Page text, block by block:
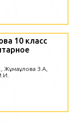
10 класс
З.А,